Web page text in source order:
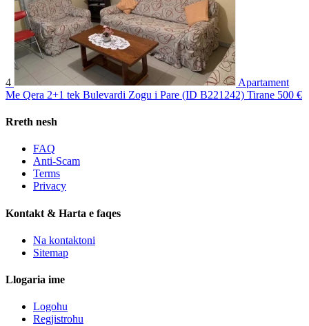
4
Apartament
Me Qera 2+1 tek Bulevardi Zogu i Pare (ID B221242) Tirane 500 €
Rreth nesh
FAQ
Anti-Scam
Terms
Privacy
Kontakt & Harta e faqes
Na kontaktoni
Sitemap
Llogaria ime
Logohu
Regjistrohu